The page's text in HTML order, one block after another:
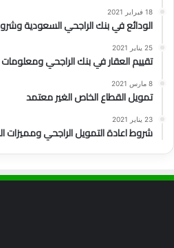
18 فبراير 2021
الودائع في بنك الراجحي السعودية
25 يناير 2021
تقييم العقار في بنك الراجحي
8 مارس 2021
تمويل القطاع الخاص الغير معتمد
23 يناير 2021
شروط اعادة التمويل الراجحي ومميزات